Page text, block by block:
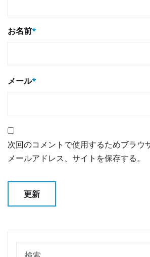
お名前*
メール*
次回のコメントで使用するためブラウ
メールアドレス、サイトを保存する。